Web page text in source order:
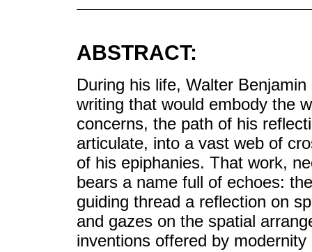
ABSTRACT:
During his life, Walter
writing that would embody the
concerns, the path of his
articulate, into a vast web of
of his epiphanies. That work,
bears a name full of echoes:
guiding thread a reflection on
and gazes on the spatial
inventions offered by